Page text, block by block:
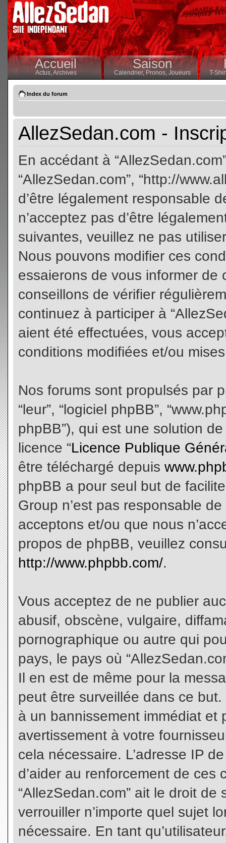
Accueil
Actus,Archives
Saison
Calendrier,Pronos, Joueurs T-
Index du forum
AllezSedan.com -
En accédant à
“AllezSedan.com”, “http://
d’être légalement responsable
n’acceptez pas d’être
suivantes, veuillez ne pas
Nous pouvons modifier ces
essaierons de vous informer
conseillons de vérifier
continuez à participer à
aient été effectuées, vous
conditions modifiées et/ou
Nos forums sont propulsés par
“leur”, “logiciel phpBB”,
phpBB”), qui est une solution
licence “Licence Publique
être téléchargé depuis
phpBB a pour seul but de
Group n’est pas responsable
acceptons et/ou que nous
propos de phpBB, veuillez
http://www.phpbb.com/.
Vous acceptez de ne publier
abusif, obscène, vulgaire,
pornographique ou autre qui
pays, le pays où
Il en est de même pour la
peut être surveillée dans ce
à un bannissement immédiat et
avertissement à votre
cela nécessaire. L’adresse IP
d’aider au renforcement de
“AllezSedan.com” ait le droit de
verrouiller n’importe quel sujet
nécessaire. En tant